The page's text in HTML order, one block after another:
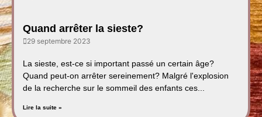
Quand arrêter la sieste?
29 septembre 2023
La sieste, est-ce si important passé un certain âge?
Quand peut-on arrêter sereinement? Malgré l'explosion
de la recherche sur le sommeil des enfants ces...
Lire la suite »